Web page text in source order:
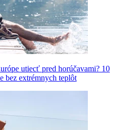
utiecť pred horúčavami? 10
bez extrémnych teplôt